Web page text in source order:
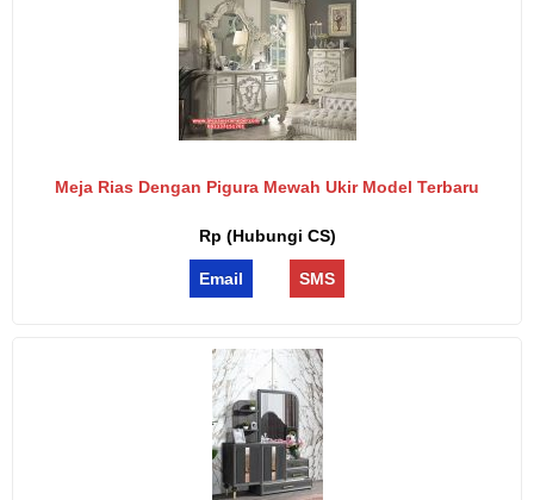
Meja Rias Dengan Pigura Mewah Ukir Model Terbaru
Rp (Hubungi CS)
Email SMS